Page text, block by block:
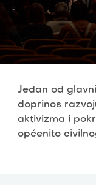
Jedan od
doprinos
aktivizma i
općenito